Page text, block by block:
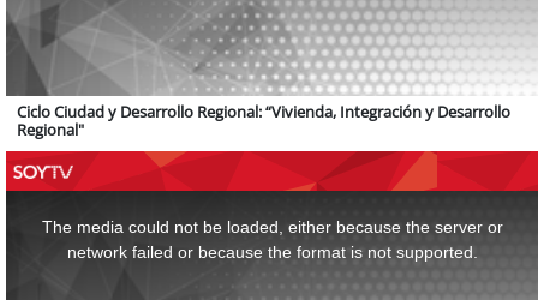
Ciclo Ciudad y Desarrollo Regional: “Vivienda, Integración y Desarrollo
Regional"
The media could not be loaded, either because the server or
network failed or because the format is not supported.